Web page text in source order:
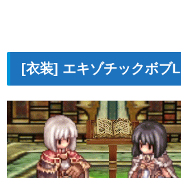
[衣装] エキゾチックボブL